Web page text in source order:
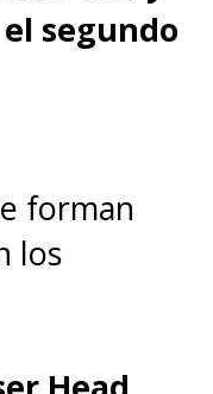
segundo
forman
los